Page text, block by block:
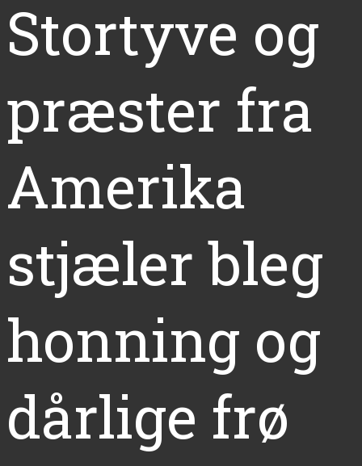
Stortyve og
præster fra
Amerika
stjæler bleg
honning og
dårlige frø